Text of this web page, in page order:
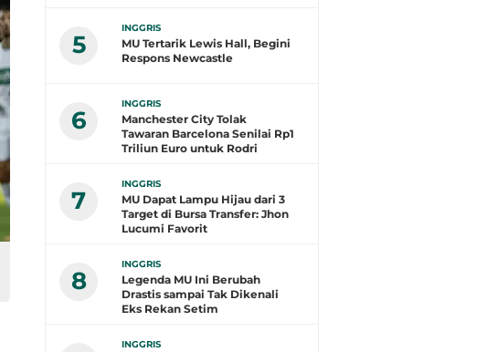
5
INGGRIS
MU Tertarik Lewis Hall, Begini
Respons Newcastle
6
INGGRIS
Manchester City Tolak
Tawaran Barcelona Senilai Rp1
Triliun Euro untuk Rodri
7
INGGRIS
MU Dapat Lampu Hijau dari 3
Target di Bursa Transfer: Jhon
Lucumi Favorit
8
INGGRIS
Legenda MU Ini Berubah
Drastis sampai Tak Dikenali
Eks Rekan Setim
INGGRIS